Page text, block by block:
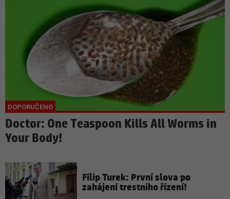
Doctor: One Teaspoon Kills All Worms in
Your Body!
Filip Turek: První slova po
zahájení trestního řízení!